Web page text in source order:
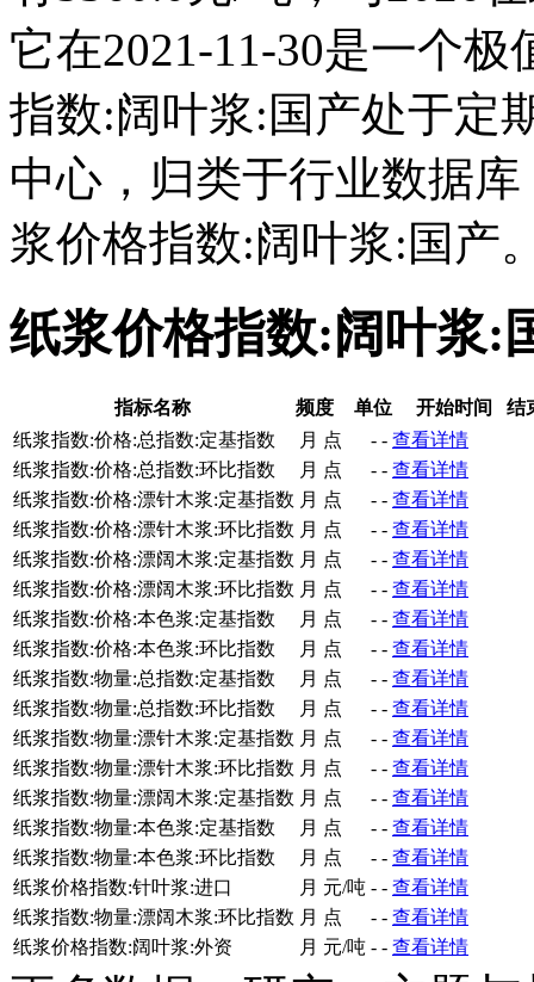
它在2021-11-30是一个
指数:阔叶浆:国产处于定
中心，归类于行业数据
浆价格指数:阔叶浆:国产
纸浆价格指数:阔叶浆:
指标名称 频度 单位 开始时间
结
纸浆指数:价格:总指数:定基指数
月 点 - - 查看详情
纸浆指数:价格:总指数:环比指数
月 点 - - 查看详情
纸浆指数:价格:漂针木浆:定基指数 月 点 - - 查看详情
纸浆指数:价格:漂针木浆:环比指数 月 点 - - 查看详情
纸浆指数:价格:漂阔木浆:定基指数 月 点 - - 查看详情
纸浆指数:价格:漂阔木浆:环比指数 月 点 - - 查看详情
纸浆指数:价格:本色浆:定基指数
月 点 - - 查看详情
纸浆指数:价格:本色浆:环比指数
月 点 - - 查看详情
纸浆指数:物量:总指数:定基指数
月 点 - - 查看详情
纸浆指数:物量:总指数:环比指数
月 点 - - 查看详情
纸浆指数:物量:漂针木浆:定基指数 月 点 - - 查看详情
纸浆指数:物量:漂针木浆:环比指数 月 点 - - 查看详情
纸浆指数:物量:漂阔木浆:定基指数 月 点 - - 查看详情
纸浆指数:物量:本色浆:定基指数
月 点 - - 查看详情
纸浆指数:物量:本色浆:环比指数
月 点 - - 查看详情
纸浆价格指数:针叶浆:进口
月 元/吨 - - 查看详情
纸浆指数:物量:漂阔木浆:环比指数 月 点 - - 查看详情
纸浆价格指数:阔叶浆:外资
月 元/吨 - - 查看详情